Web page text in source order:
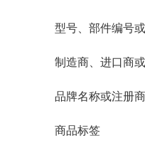
型号、部件编号
制造商、进口商
品牌名称或注册
商品标签